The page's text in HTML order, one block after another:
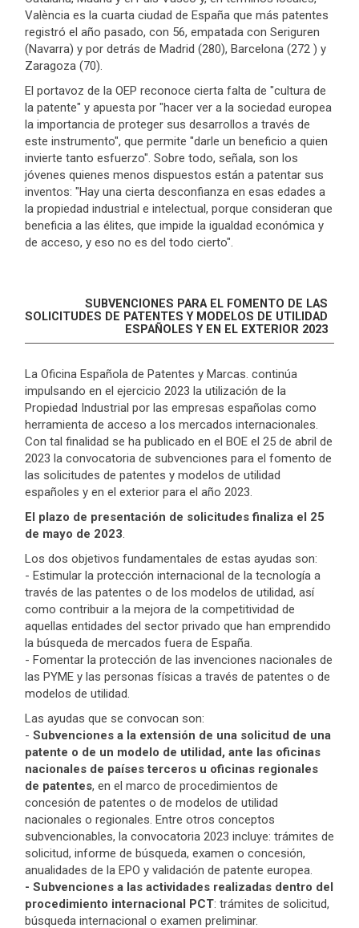
València es la cuarta ciudad de España que más patentes
registró el año pasado, con 56, empatada con Seriguren
(Navarra) y por detrás de Madrid (280), Barcelona (272 ) y
Zaragoza (70).
El portavoz de la OEP reconoce cierta falta de "cultura de
la patente" y apuesta por "hacer ver a la sociedad europea
la importancia de proteger sus desarrollos a través de
este instrumento", que permite "darle un beneficio a quien
invierte tanto esfuerzo". Sobre todo, señala, son los
jóvenes quienes menos dispuestos están a patentar sus
inventos: "Hay una cierta desconfianza en esas edades a
la propiedad industrial e intelectual, porque consideran que
beneficia a las élites, que impide la igualdad económica y
de acceso, y eso no es del todo cierto".
SUBVENCIONES PARA EL FOMENTO DE LAS
SOLICITUDES DE PATENTES Y MODELOS DE UTILIDAD
ESPAÑOLES Y EN EL EXTERIOR 2023
La Oficina Española de Patentes y Marcas. continúa
impulsando en el ejercicio 2023 la utilización de la
Propiedad Industrial por las empresas españolas como
herramienta de acceso a los mercados internacionales.
Con tal finalidad se ha publicado en el BOE el 25 de abril de
2023 la convocatoria de subvenciones para el fomento de
las solicitudes de patentes y modelos de utilidad
españoles y en el exterior para el año 2023.
El plazo de presentación de solicitudes finaliza el 25
de mayo de 2023.
Los dos objetivos fundamentales de estas ayudas son:
- Estimular la protección internacional de la tecnología a
través de las patentes o de los modelos de utilidad, así
como contribuir a la mejora de la competitividad de
aquellas entidades del sector privado que han emprendido
la búsqueda de mercados fuera de España.
- Fomentar la protección de las invenciones nacionales de
las PYME y las personas físicas a través de patentes o de
modelos de utilidad.
Las ayudas que se convocan son:
- Subvenciones a la extensión de una solicitud de una
patente o de un modelo de utilidad, ante las oficinas
nacionales de países terceros u oficinas regionales
de patentes, en el marco de procedimientos de
concesión de patentes o de modelos de utilidad
nacionales o regionales. Entre otros conceptos
subvencionables, la convocatoria 2023 incluye: trámites de
solicitud, informe de búsqueda, examen o concesión,
anualidades de la EPO y validación de patente europea.
- Subvenciones a las actividades realizadas dentro del
procedimiento internacional PCT: trámites de solicitud,
búsqueda internacional o examen preliminar.